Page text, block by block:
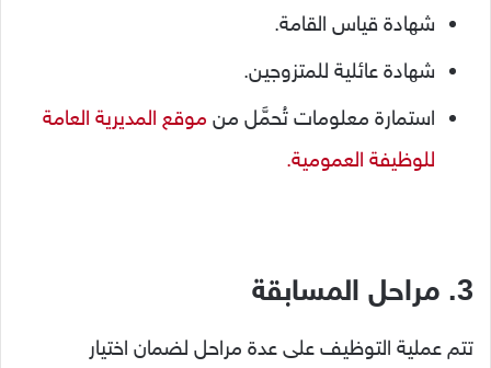
شهادة قياس القامة.
شهادة عائلية للمتزوجين.
استمارة معلومات تُحمَّل من موقع المديرية العامة
للوظيفة العمومية.
3. مراحل المسابقة
تتم عملية التوظيف على عدة مراحل لضمان اختيار